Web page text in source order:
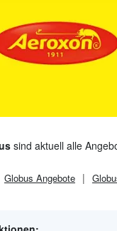
sind aktuell alle
Globus Angebote